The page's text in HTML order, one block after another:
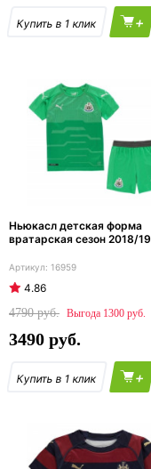
+
Ньюкасл детская форма
вратарская сезон 2018/19
16959
4.86
4790
1300
3490
+